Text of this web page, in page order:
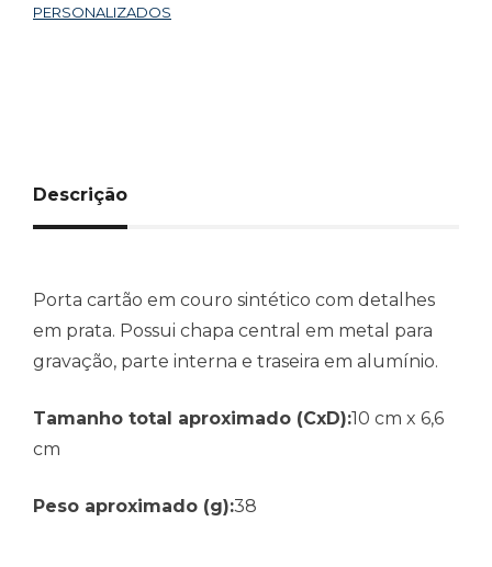
PERSONALIZADOS
Descrição
Porta cartão em couro sintético com detalhes
em prata. Possui chapa central em metal para
gravação, parte interna e traseira em alumínio.
Tamanho total aproximado (CxD):10 cm x 6,6
cm
Peso aproximado (g):38